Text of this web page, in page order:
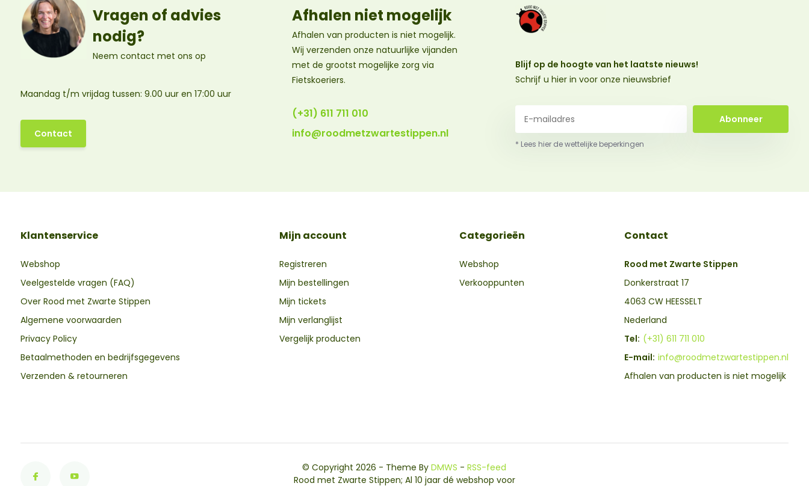
Vragen of advies
nodig?
Neem contact met ons op
Maandag t/m vrijdag tussen: 9.00 uur en 17:00 uur
Contact
Afhalen niet mogelijk
Afhalen van producten is niet mogelijk.
Wij verzenden onze natuurlijke vijanden
met de grootst mogelijke zorg via
Fietskoeriers.
(+31) 611 711 010
info@roodmetzwartestippen.nl
Blijf op de hoogte van het laatste nieuws!
Schrijf u hier in voor onze nieuwsbrief
Abonneer
* Lees hier de wettelijke beperkingen
Klantenservice
Webshop
Veelgestelde vragen (FAQ)
Over Rood met Zwarte Stippen
Algemene voorwaarden
Privacy Policy
Betaalmethoden en bedrijfsgegevens
Verzenden & retourneren
Mijn account
Registreren
Mijn bestellingen
Mijn tickets
Mijn verlanglijst
Vergelijk producten
Categorieën
Webshop
Verkooppunten
Contact
Rood met Zwarte Stippen
Donkerstraat 17
4063 CW HEESSELT
Nederland
Tel: (+31) 611 711 010
E-mail: info@roodmetzwartestippen.nl
Afhalen van producten is niet mogelijk
© Copyright 2026 - Theme ByDMWS -RSS-feed
Rood met Zwarte Stippen; Al 10 jaar dé webshop voor